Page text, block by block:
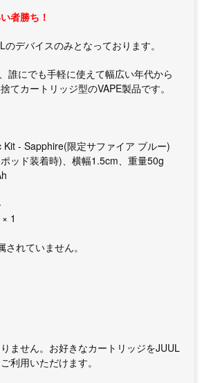
者勝ち！
デバイスのみとなっております。
誰にでも手軽に使えて幅広い年代から
てカートリッジ型のVAPE製品です。
- Sapphire(限定サファイア ブルー)
ッド装着時)、横幅1.5cm、重量50g
1
れていません。
ません。お好きなカートリッジをJUUL
利用いただけます。